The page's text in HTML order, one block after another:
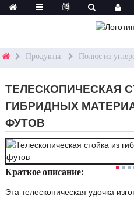
Продукты Полюс из
ТЕЛЕСКОПИЧЕСКАЯ
ГИБРИДНЫХ
ФУТОВ
Краткое описание:
Эта телескопическая удочка